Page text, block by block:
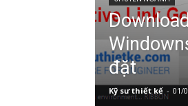
đặt
Kỹ sư thiết kế - 01/